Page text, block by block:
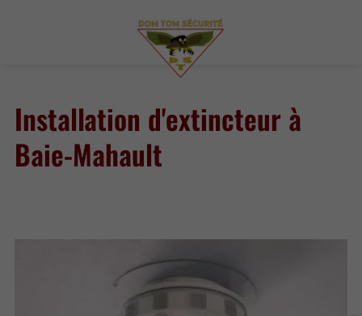
Installation d'extincteur à
Baie-Mahault